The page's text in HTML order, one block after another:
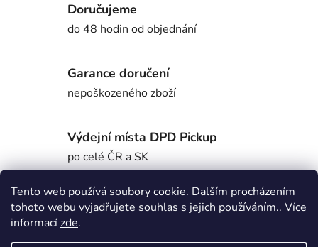
Tento web používá soubory cookie. Dalším procházením
tohoto webu vyjadřujete souhlas s jejich používáním.. Více
informacízde.
Doručujeme
do 48 hodin od objednání
Garance doručení
nepoškozeného zboží
Výdejní místa DPD Pickup
po celé ČR a SK
Popis